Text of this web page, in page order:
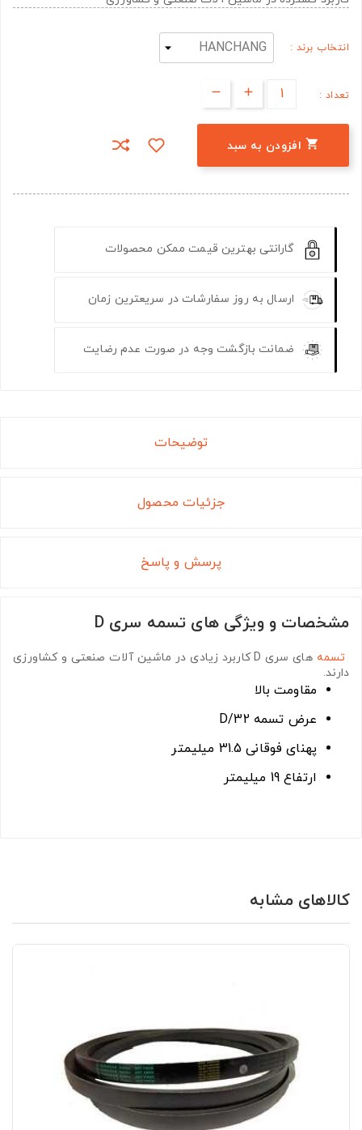
انتخاب برند :
تعداد :
 افزودن به سبد
گارانتی بهترین قیمت ممکن محصولات
ارسال به روز سفارشات در سریعترین زمان
ضمانت بازگشت وجه در صورت عدم رضایت
توضیحات
جزئیات محصول
پرسش و پاسخ
مشخصات و ویژگی های تسمه سری D
تسمه های سری D
کاربرد زیادی در ماشین آلات صنعتی و کشاورزی
دارند.
مقاومت بالا
عرض تسمه D/32
پهنای فوقانی 31.5 میلیمتر
ارتفاع 19 میلیمتر
کالاهای مشابه